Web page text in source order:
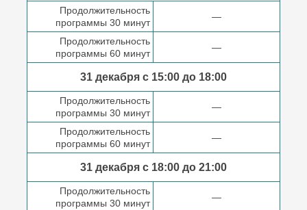
Продолжительность
программы 30 минут
—
Продолжительность
программы 60 минут
—
31 декабря с 15:00 до 18:00
Продолжительность
программы 30 минут
—
Продолжительность
программы 60 минут
—
31 декабря с 18:00 до 21:00
Продолжительность
программы 30 минут
—